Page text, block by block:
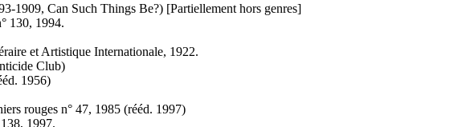
1909, Can Such Things Be?) [Partiellement hors genres]
130, 1994.
et Artistique Internationale, 1922.
Club)
1956)
rouges n° 47, 1985 (rééd. 1997)
1997.